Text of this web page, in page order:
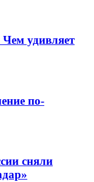
Чем удивляет
по-
сняли